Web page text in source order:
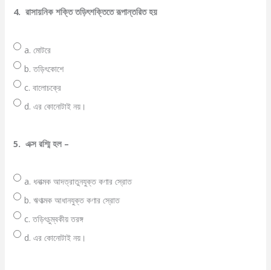
4. রাসায়নিক শক্তি তড়িৎশক্তিতে রূপান্তরিত হয়
a. মোটরে
b. তড়িৎকোশে
c. বালোচক্রে
d. এর কোনোটাই নয়।
5. এক্স রশ্মি হল –
a. ধনাত্মক আদত্রাতুনযুক্ত কণার স্রোত
b. ঋণাত্মক আধানযুক্ত কণার স্রোত
c. তড়িৎচুম্বকীয় তরঙ্গ
d. এর কোনোটাই নয়।